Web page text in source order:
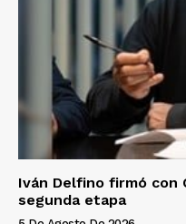
Iván Delfino firmó con
segunda etapa